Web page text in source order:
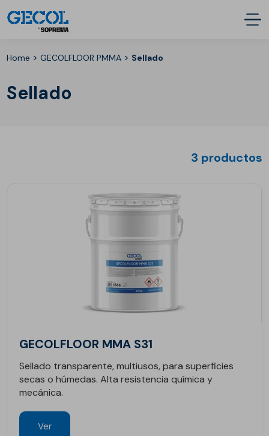
Home >GECOLFLOOR PMMA > Sellado
Sellado
3 productos
GECOLFLOOR MMA S31
Sellado transparente, multiusos, para superficies
secas o húmedas. Alta resistencia química y
mecánica.
Ver